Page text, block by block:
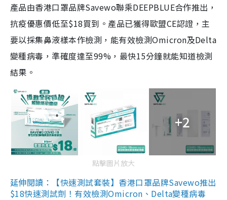
產品由香港口罩品牌Savewo聯乘DEEPBLUE合作推出，
抗疫優惠價低至$18買到。產品已獲得歐盟CE認證，主
要以採集鼻液樣本作檢測，能有效檢測Omicron及Delta
變種病毒，準確度達至99%，最快15分鐘就能知道檢測
結果。
+2
點擊圖片放大
延伸閱讀：【快速測試套裝】香港口罩品牌Savewo推出
$18快速測試劑！有效檢測Omicron、Delta變種病毒